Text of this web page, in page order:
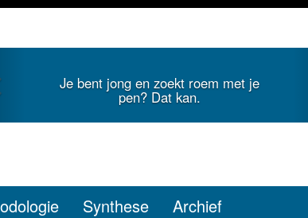
jong en zoekt roem met je
pen? Dat kan.
Synthese
Archief